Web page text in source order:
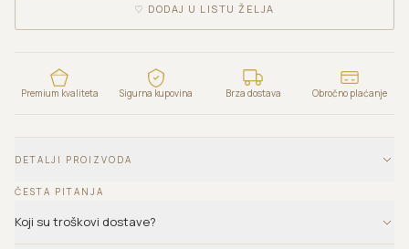
♡ DODAJ U LISTU ŽELJA
Premium kvaliteta Sigurna kupovina Brza dostava Obročno plaćanje
DETALJI PROIZVODA
ČESTA PITANJA
Koji su troškovi dostave?